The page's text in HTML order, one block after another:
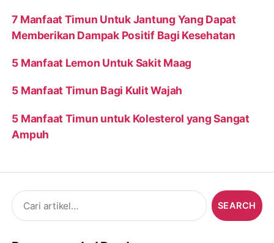
7 Manfaat Timun Untuk Jantung Yang Dapat
Memberikan Dampak Positif Bagi Kesehatan
5 Manfaat Lemon Untuk Sakit Maag
5 Manfaat Timun Bagi Kulit Wajah
5 Manfaat Timun untuk Kolesterol yang Sangat
Ampuh
Search
for: